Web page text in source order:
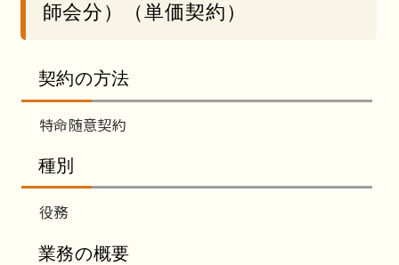
師会分）（単価契約）
契約の方法
特命随意契約
種別
役務
業務の概要